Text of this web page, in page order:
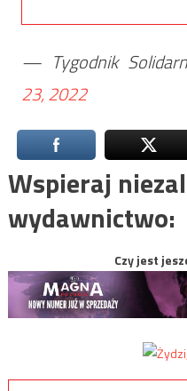
— Tygodnik
23, 2022
Wspieraj
wydawnictwo:
Czy jest